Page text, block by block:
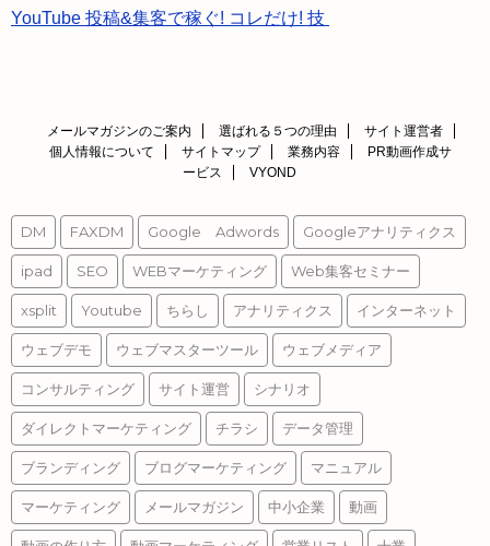
YouTube 投稿&集客で稼ぐ! コレだけ! 技
メールマガジンのご案内 選ばれる５つの理由
サイト運営者
個人情報について
サイトマップ 業務内容
PR動画作成サ
ービス
VYOND
DM FAXDM Google Adwords Googleアナリティクス
ipad SEO WEBマーケティング Web集客セミナー
xsplit Youtube ちらし アナリティクス インターネット
ウェブデモ ウェブマスターツール ウェブメディア
コンサルティング サイト運営 シナリオ
ダイレクトマーケティング チラシ データ管理
ブランディング ブログマーケティング マニュアル
マーケティング メールマガジン 中小企業 動画